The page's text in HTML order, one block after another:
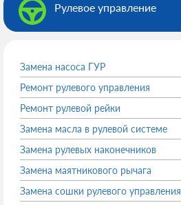
Рулевое управление
Замена насоса ГУР
Ремонт рулевого управления
Ремонт рулевой рейки
Замена масла в рулевой системе
Замена рулевых наконечников
Замена маятникового рычага
Замена сошки рулевого управления